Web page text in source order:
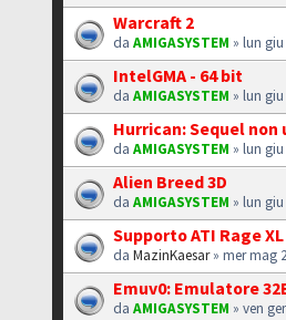
Warcraft 2
daAMIGASYSTEM » lun
IntelGMA - 64 bit
daAMIGASYSTEM » lun
Hurrican: Sequel
daAMIGASYSTEM » lun
Alien Breed 3D
daAMIGASYSTEM » lun
Supporto ATI Rage XL
daMazinKaesar» mer mag
Emuv0: Emulatore
daAMIGASYSTEM » ven